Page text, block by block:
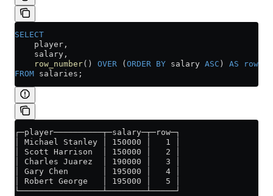
SELECT
    player,
    salary,
    row_number
() OVER ( ORDER BY salary ASC ) AS row
FROM salaries;
┌─player──────────┬─salary─┬─row─┐
│ Michael Stanley │ 150000 │   1 │
│ Scott Harrison  │ 150000 │   2 │
│ Charles Juarez  │ 190000 │   3 │
│ Gary Chen       │ 195000 │   4 │
│ Robert George   │ 195000 │   5 │
└─────────────────┴────────┴─────┘